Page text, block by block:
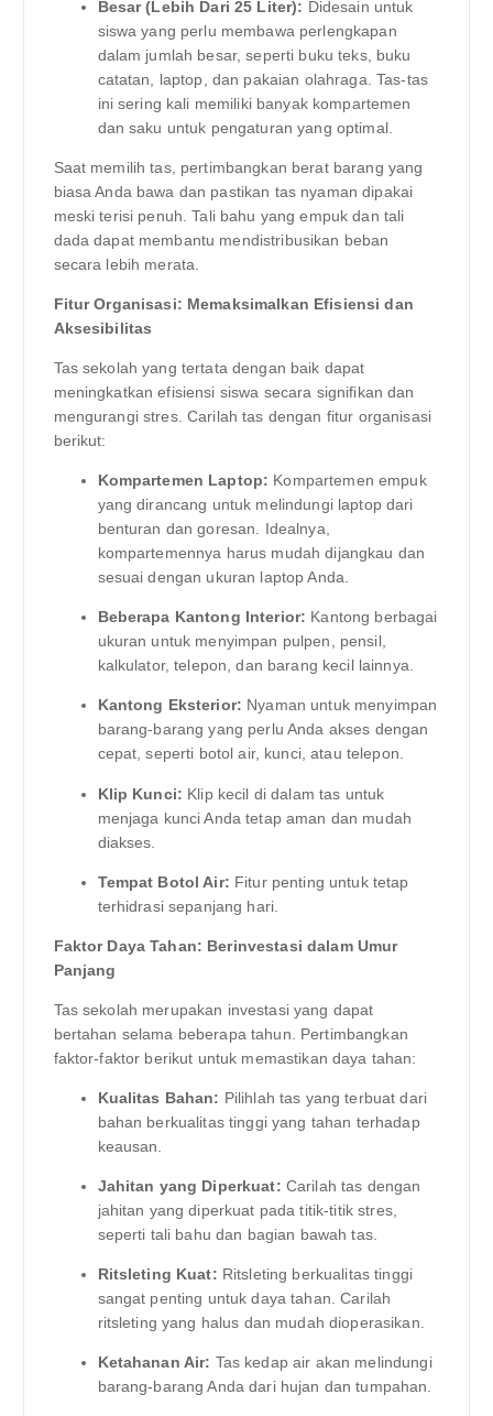
Besar (Lebih Dari 25 Liter): Didesain untuk
siswa yang perlu membawa perlengkapan
dalam jumlah besar, seperti buku teks, buku
catatan, laptop, dan pakaian olahraga. Tas-tas
ini sering kali memiliki banyak kompartemen
dan saku untuk pengaturan yang optimal.
Saat memilih tas, pertimbangkan berat barang yang
biasa Anda bawa dan pastikan tas nyaman dipakai
meski terisi penuh. Tali bahu yang empuk dan tali
dada dapat membantu mendistribusikan beban
secara lebih merata.
Fitur Organisasi: Memaksimalkan Efisiensi dan
Aksesibilitas
Tas sekolah yang tertata dengan baik dapat
meningkatkan efisiensi siswa secara signifikan dan
mengurangi stres. Carilah tas dengan fitur organisasi
berikut:
Kompartemen Laptop: Kompartemen empuk
yang dirancang untuk melindungi laptop dari
benturan dan goresan. Idealnya,
kompartemennya harus mudah dijangkau dan
sesuai dengan ukuran laptop Anda.
Beberapa Kantong Interior: Kantong berbagai
ukuran untuk menyimpan pulpen, pensil,
kalkulator, telepon, dan barang kecil lainnya.
Kantong Eksterior: Nyaman untuk menyimpan
barang-barang yang perlu Anda akses dengan
cepat, seperti botol air, kunci, atau telepon.
Klip Kunci: Klip kecil di dalam tas untuk
menjaga kunci Anda tetap aman dan mudah
diakses.
Tempat Botol Air: Fitur penting untuk tetap
terhidrasi sepanjang hari.
Faktor Daya Tahan: Berinvestasi dalam Umur
Panjang
Tas sekolah merupakan investasi yang dapat
bertahan selama beberapa tahun. Pertimbangkan
faktor-faktor berikut untuk memastikan daya tahan:
Kualitas Bahan: Pilihlah tas yang terbuat dari
bahan berkualitas tinggi yang tahan terhadap
keausan.
Jahitan yang Diperkuat: Carilah tas dengan
jahitan yang diperkuat pada titik-titik stres,
seperti tali bahu dan bagian bawah tas.
Ritsleting Kuat: Ritsleting berkualitas tinggi
sangat penting untuk daya tahan. Carilah
ritsleting yang halus dan mudah dioperasikan.
Ketahanan Air: Tas kedap air akan melindungi
barang-barang Anda dari hujan dan tumpahan.